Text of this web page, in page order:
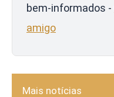
bem-informados -
amigo
Mais notícias